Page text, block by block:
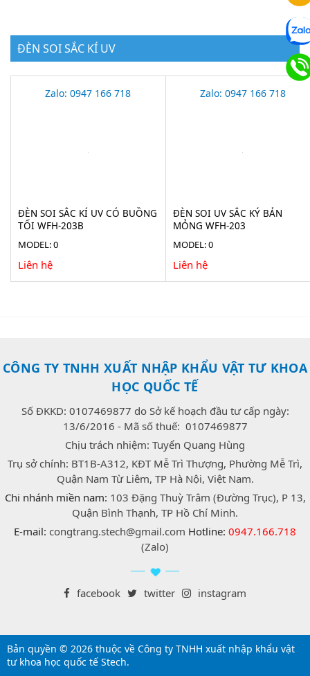
ĐÈN SOI SẮC KÍ UV
Zalo: 0947 166 718
ĐÈN SOI SẮC KÍ UV CÓ BUỒNG
TỐI WFH-203B
MODEL: 0
Liên hệ
Zalo: 0947 166 718
ĐÈN SOI UV SẮC KÝ BẢN
MỎNG WFH-203
MODEL: 0
Liên hệ
CÔNG TY TNHH XUẤT NHẬP KHẨU VẬT TƯ KHOA
HỌC QUỐC TẾ
Số ĐKKD: 0107469877 do Sở kế hoạch đầu tư cấp ngày:
13/6/2016 - Mã số thuế: 0107469877
Chịu trách nhiệm: Tuyển Quang Hùng
Trụ sở chính: BT1B-A312, KĐT Mễ Trì Thượng, Phường Mễ Trì,
Quận Nam Từ Liêm, TP Hà Nội, Việt Nam.
Chi nhánh miền nam: 103 Đặng Thuỳ Trâm (Đường Trục), P 13,
Quận Bình Thạnh, TP Hồ Chí Minh.
E-mail: congtrang.stech@gmail.com Hotline: 0947.166.718
(Zalo)
facebook twitter instagram
Bản quyền © 2026 thuộc về Công ty TNHH xuất nhập khẩu vật
tư khoa học quốc tế Stech.